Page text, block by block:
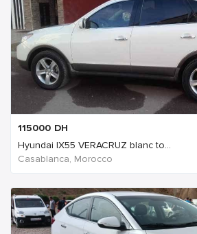
115000 DH
Hyundai IX55 VERACRUZ blanc to...
Casablanca, Morocco